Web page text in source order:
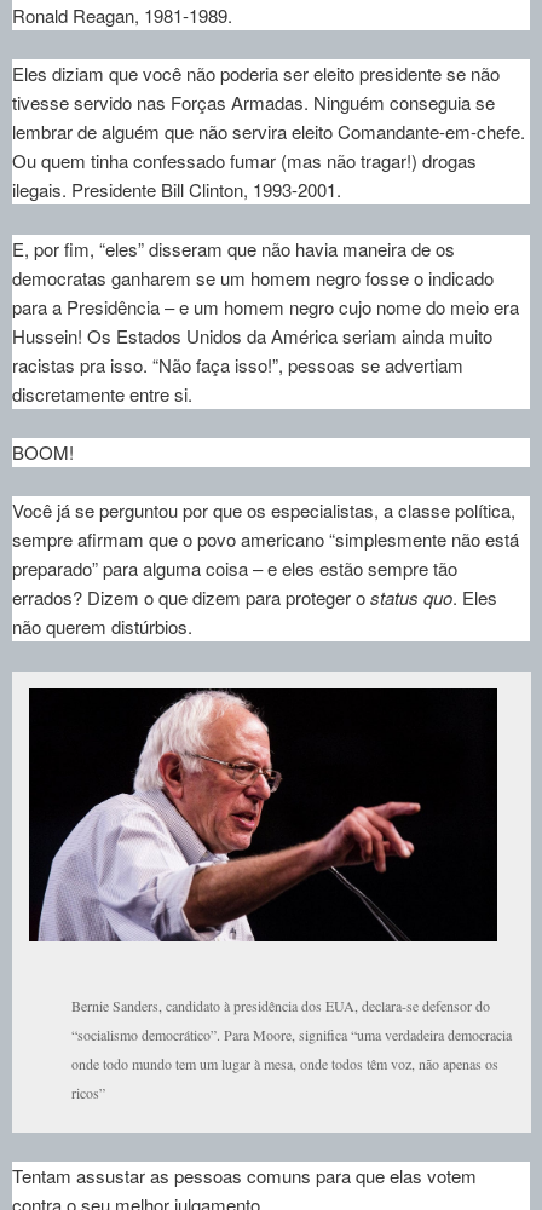
Ronald Reagan, 1981-1989.
Eles diziam que você não poderia ser eleito presidente se não
tivesse servido nas Forças Armadas. Ninguém conseguia se
lembrar de alguém que não servira eleito Comandante-em-chefe.
Ou quem tinha confessado fumar (mas não tragar!) drogas
ilegais. Presidente Bill Clinton, 1993-2001.
E, por fim, “eles” disseram que não havia maneira de os
democratas ganharem se um homem negro fosse o indicado
para a Presidência – e um homem negro cujo nome do meio era
Hussein! Os Estados Unidos da América seriam ainda muito
racistas pra isso. “Não faça isso!”, pessoas se advertiam
discretamente entre si.
BOOM!
Você já se perguntou por que os especialistas, a classe política,
sempre afirmam que o povo americano “simplesmente não está
preparado” para alguma coisa – e eles estão sempre tão
errados? Dizem o que dizem para proteger ostatus quo. Eles
não querem distúrbios.
Bernie Sanders, candidato à presidência dos EUA, declara-se defensor do
“socialismo democrático”. Para Moore, significa “uma verdadeira democracia
onde todo mundo tem um lugar à mesa, onde todos têm voz, não apenas os
ricos”
Tentam assustar as pessoas comuns para que elas votem